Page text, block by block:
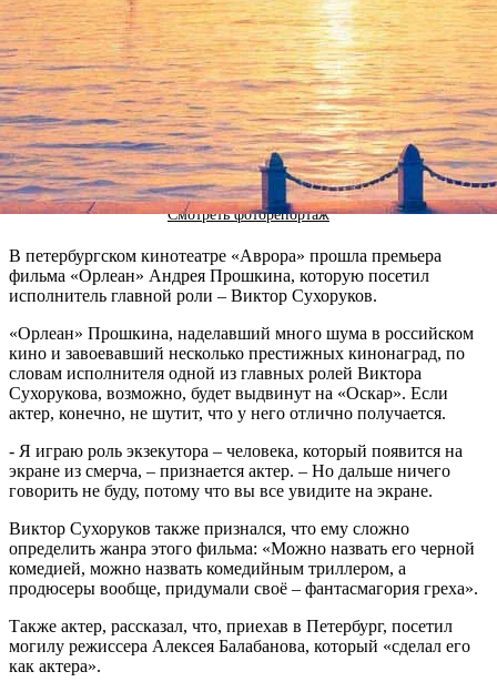
Смотреть фоторепортаж
В петербургском кинотеатре «Аврора» прошла премьера
фильма «Орлеан» Андрея Прошкина, которую посетил
исполнитель главной роли – Виктор Сухоруков.
«Орлеан» Прошкина, наделавший много шума в российском
кино и завоевавший несколько престижных кинонаград, по
словам исполнителя одной из главных ролей Виктора
Сухорукова, возможно, будет выдвинут на «Оскар». Если
актер, конечно, не шутит, что у него отлично получается.
- Я играю роль экзекутора – человека, который появится на
экране из смерча, – признается актер. – Но дальше ничего
говорить не буду, потому что вы все увидите на экране.
Виктор Сухоруков также признался, что ему сложно
определить жанра этого фильма: «Можно назвать его черной
комедией, можно назвать комедийным триллером, а
продюсеры вообще, придумали своё – фантасмагория греха».
Также актер, рассказал, что, приехав в Петербург, посетил
могилу режиссера Алексея Балабанова, который «сделал его
как актера».